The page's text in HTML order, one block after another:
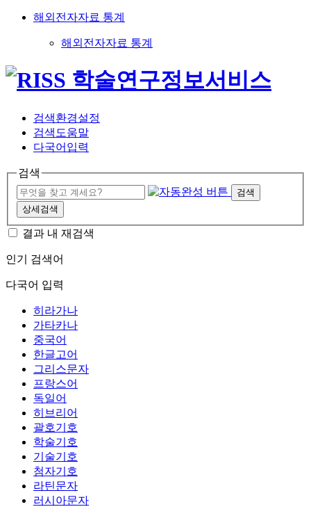
해외전자자료 통계
해외전자자료 통계
검색환경설정
검색도움말
다국어입력
검색
검색
상세검색
결과 내 재검색
인기 검색어
다국어 입력
히라가나
가타카나
중국어
한글고어
그리스문자
프랑스어
독일어
히브리어
괄호기호
학술기호
기술기호
첨자기호
라틴문자
러시아문자